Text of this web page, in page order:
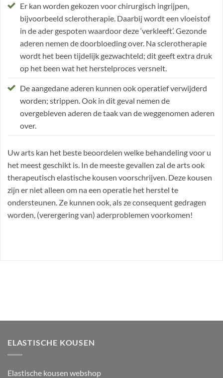
Er kan worden gekozen voor chirurgisch ingrijpen,
bijvoorbeeld sclerotherapie. Daarbij wordt een vloeistof
in de ader gespoten waardoor deze ‘verkleeft’. Gezonde
aderen nemen de doorbloeding over. Na sclerotherapie
wordt het been tijdelijk gezwachteld; dit geeft extra druk
op het been wat het herstelproces versnelt.
De aangedane aderen kunnen ook operatief verwijderd
worden; strippen. Ook in dit geval nemen de
overgebleven aderen de taak van de weggenomen aderen
over.
Uw arts kan het beste beoordelen welke behandeling voor u
het meest geschikt is. In de meeste gevallen zal de arts ook
therapeutisch elastische kousen voorschrijven. Deze kousen
zijn er niet alleen om na een operatie het herstel te
ondersteunen. Ze kunnen ook, als ze consequent gedragen
worden, (verergering van) aderproblemen voorkomen!
ELASTISCHE KOUSEN
Elastische kousen webshop